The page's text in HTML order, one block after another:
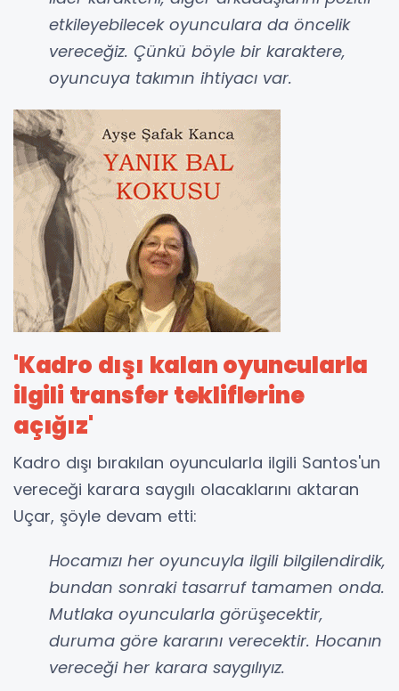
etkileyebilecek oyunculara da öncelik
vereceğiz. Çünkü böyle bir karaktere,
oyuncuya takımın ihtiyacı var.
'Kadro dışı kalan oyuncularla
ilgili transfer tekliflerine
açığız'
Kadro dışı bırakılan oyuncularla ilgili Santos'un
vereceği karara saygılı olacaklarını aktaran
Uçar, şöyle devam etti:
Hocamızı her oyuncuyla ilgili bilgilendirdik,
bundan sonraki tasarruf tamamen onda.
Mutlaka oyuncularla görüşecektir,
duruma göre kararını verecektir. Hocanın
vereceği her karara saygılıyız.